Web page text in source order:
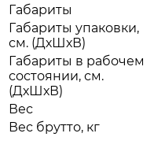
Габариты
Габариты упаковки,
см. (ДхШхВ)
Габариты в рабочем
состоянии, см.
(ДхШхВ)
Вес
Вес брутто, кг